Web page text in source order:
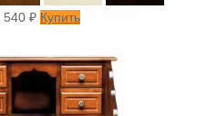
540 ₽ Купить